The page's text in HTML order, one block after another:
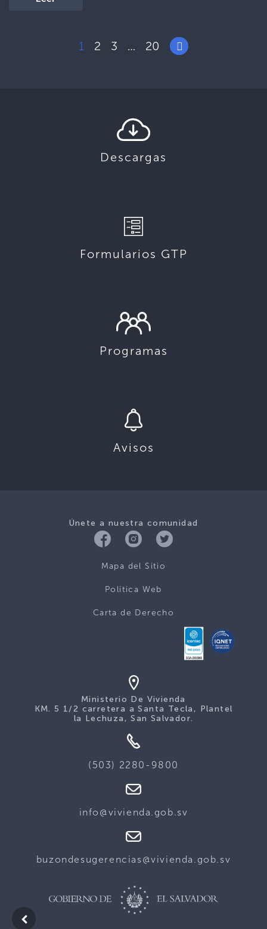
1 2 3 … 20
Descargas
Formularios GTP
Programas
Avisos
Únete a nuestra comunidad
Mapa del Sitio
Politica Web
Carta de Derecho
Ministerio De Vivienda
KM. 5 1/2 carretera a Santa Tecla, Plantel
la Lechuza, San Salvador.
(503) 2280-9800
info@vivienda.gob.sv
buzondesugerencias@vivienda.gob.sv